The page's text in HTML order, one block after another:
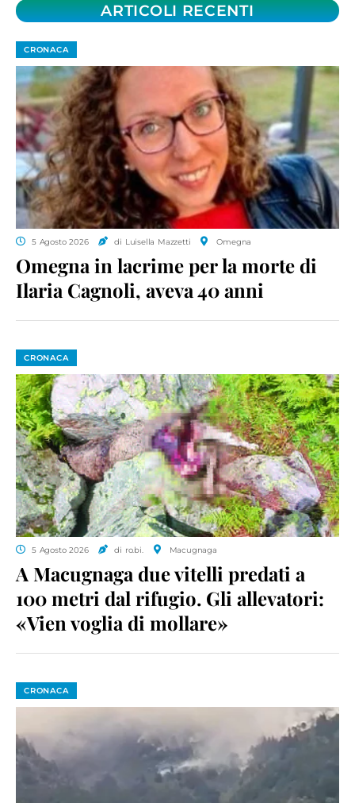
ARTICOLI RECENTI
CRONACA
5 Agosto 2026 di Luisella Mazzetti Omegna
Omegna in lacrime per la morte di
Ilaria Cagnoli, aveva 40 anni
CRONACA
5 Agosto 2026 di ro.bi. Macugnaga
A Macugnaga due vitelli predati a
100 metri dal rifugio. Gli allevatori:
«Vien voglia di mollare»
CRONACA